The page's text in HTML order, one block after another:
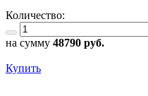
Количество:
на сумму 48790 руб.
Купить